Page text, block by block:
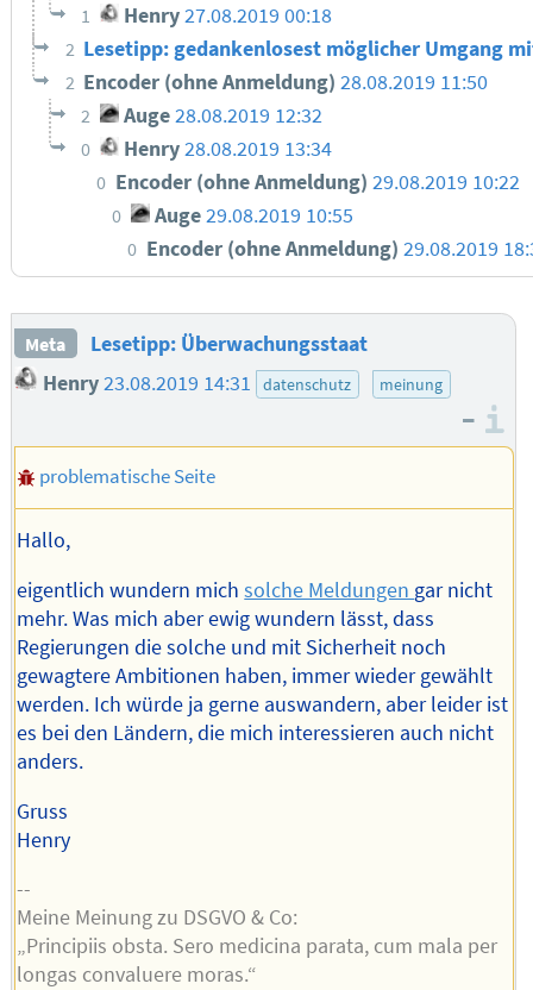
1 Henry 27.08.2019 00:18
2 Lesetipp: gedankenlosest möglicher Umgang
2 Encoder (ohne Anmeldung)28.08.2019 11:50
2 Auge 28.08.2019 12:32
0 Henry 28.08.2019 13:34
0 Encoder (ohne Anmeldung) 29.08.2019 10:22
0 Auge29.08.2019 10:55
0 Encoder (ohne Anmeldung)29.08.2019
Meta
Lesetipp: Überwachungsstaat
Henry 23.08.2019 14:31 datenschutz meinung
–
problematische Seite
Hallo,
eigentlich wundern michsolche Meldungen gar nicht
mehr. Was mich aber ewig wundern lässt, dass
Regierungen die solche und mit Sicherheit noch
gewagtere Ambitionen haben, immer wieder gewählt
werden. Ich würde ja gerne auswandern, aber leider ist
es bei den Ländern, die mich interessieren auch nicht
anders.
Gruss
Henry
--
Meine Meinung zu DSGVO & Co:
„Principiis obsta. Sero medicina parata, cum mala per
longas convaluere moras.“